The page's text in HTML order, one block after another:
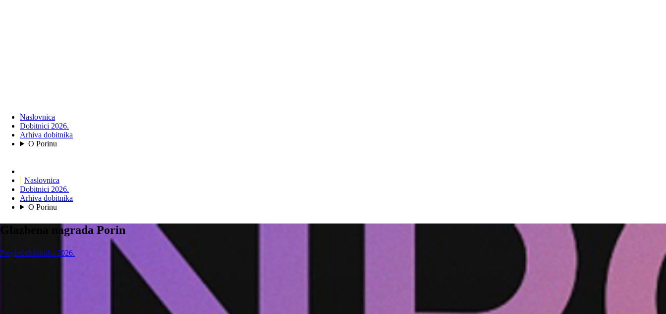
Naslovnica
Dobitnici 2026.
Arhiva dobitnika
O Porinu
Naslovnica
Dobitnici 2026.
Arhiva dobitnika
O Porinu
Glazbena nagrada Porin
Pregled dobitnika 2026.